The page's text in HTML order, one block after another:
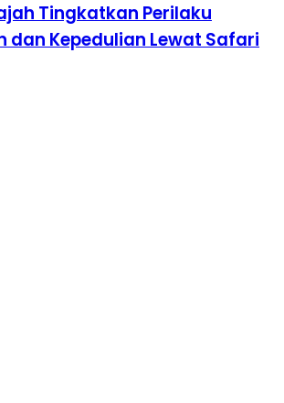
Tingkatkan Perilaku
dan Kepedulian Lewat Safari